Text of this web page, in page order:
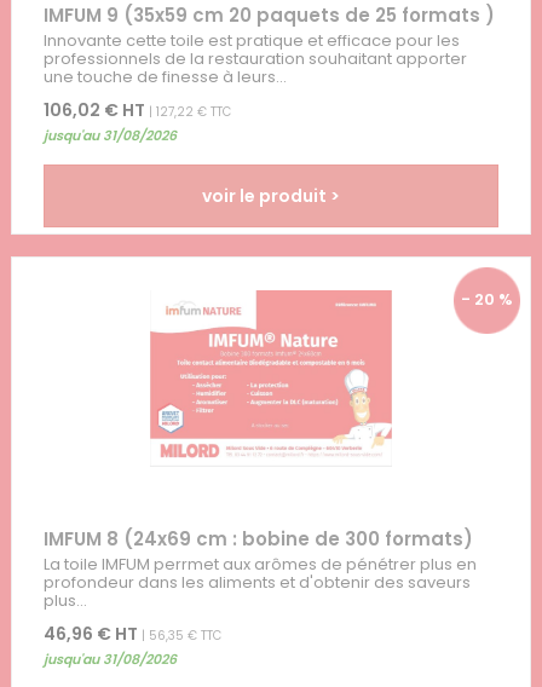
IMFUM 9 (35x59 cm 20 paquets de 25 formats )
Innovante cette toile est pratique et efficace pour les
professionnels de la restauration souhaitant apporter
une touche de finesse à leurs...
106,02 € HT | 127,22 € TTC
jusqu'au 31/08/2026
voir le produit >
- 20 %
IMFUM 8 (24x69 cm : bobine de 300 formats)
La toile IMFUM perrmet aux arômes de pénétrer plus en
profondeur dans les aliments et d'obtenir des saveurs
plus...
46,96 € HT | 56,35 € TTC
jusqu'au 31/08/2026